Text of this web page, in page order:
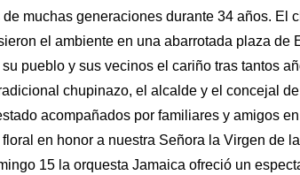
muchas generaciones du­rante 34 años. El
el ambiente en una abarrotada plaza de
pueblo y sus vecinos el cariño tras tantos
chupinazo, el alcalde y el concejal
acompañados por familiares y amigos
en honor a nuestra Señora la Vir­gen de
15 la orquesta Jamaica ofreció un